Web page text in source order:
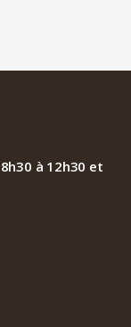
8h30 à 12h30 et